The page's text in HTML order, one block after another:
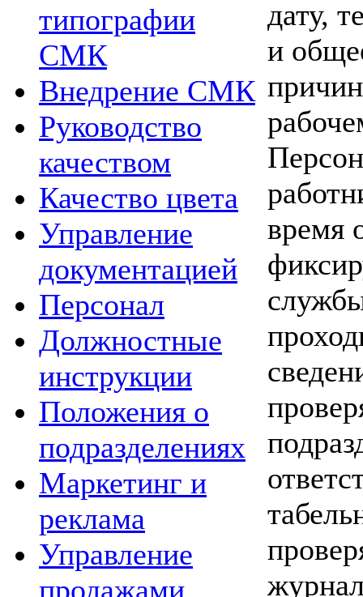
типографии
СМК
Внедрение СМК
Руководство
качеством
Качество цвета
Управление
документацией
Персонал
Должностные
инструкции
Положения о
подразделениях
Маркетинг и
реклама
Управление
продажами
дату,
и
время